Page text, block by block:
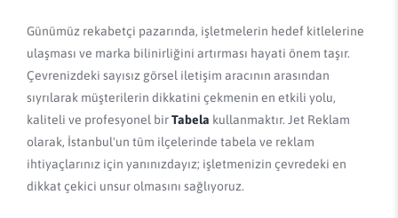
Günümüz rekabetçi pazarında, işletmelerin hedef kitlelerine
ulaşması ve marka bilinirliğini artırması hayati önem taşır.
Çevrenizdeki sayısız görsel iletişim aracının arasından
sıyrılarak müşterilerin dikkatini çekmenin en etkili yolu,
kaliteli ve profesyonel birTabela kullanmaktır. Jet Reklam
olarak, İstanbul'un tüm ilçelerinde tabela ve reklam
ihtiyaçlarınız için yanınızdayız; işletmenizin çevredeki en
dikkat çekici unsur olmasını sağlıyoruz.